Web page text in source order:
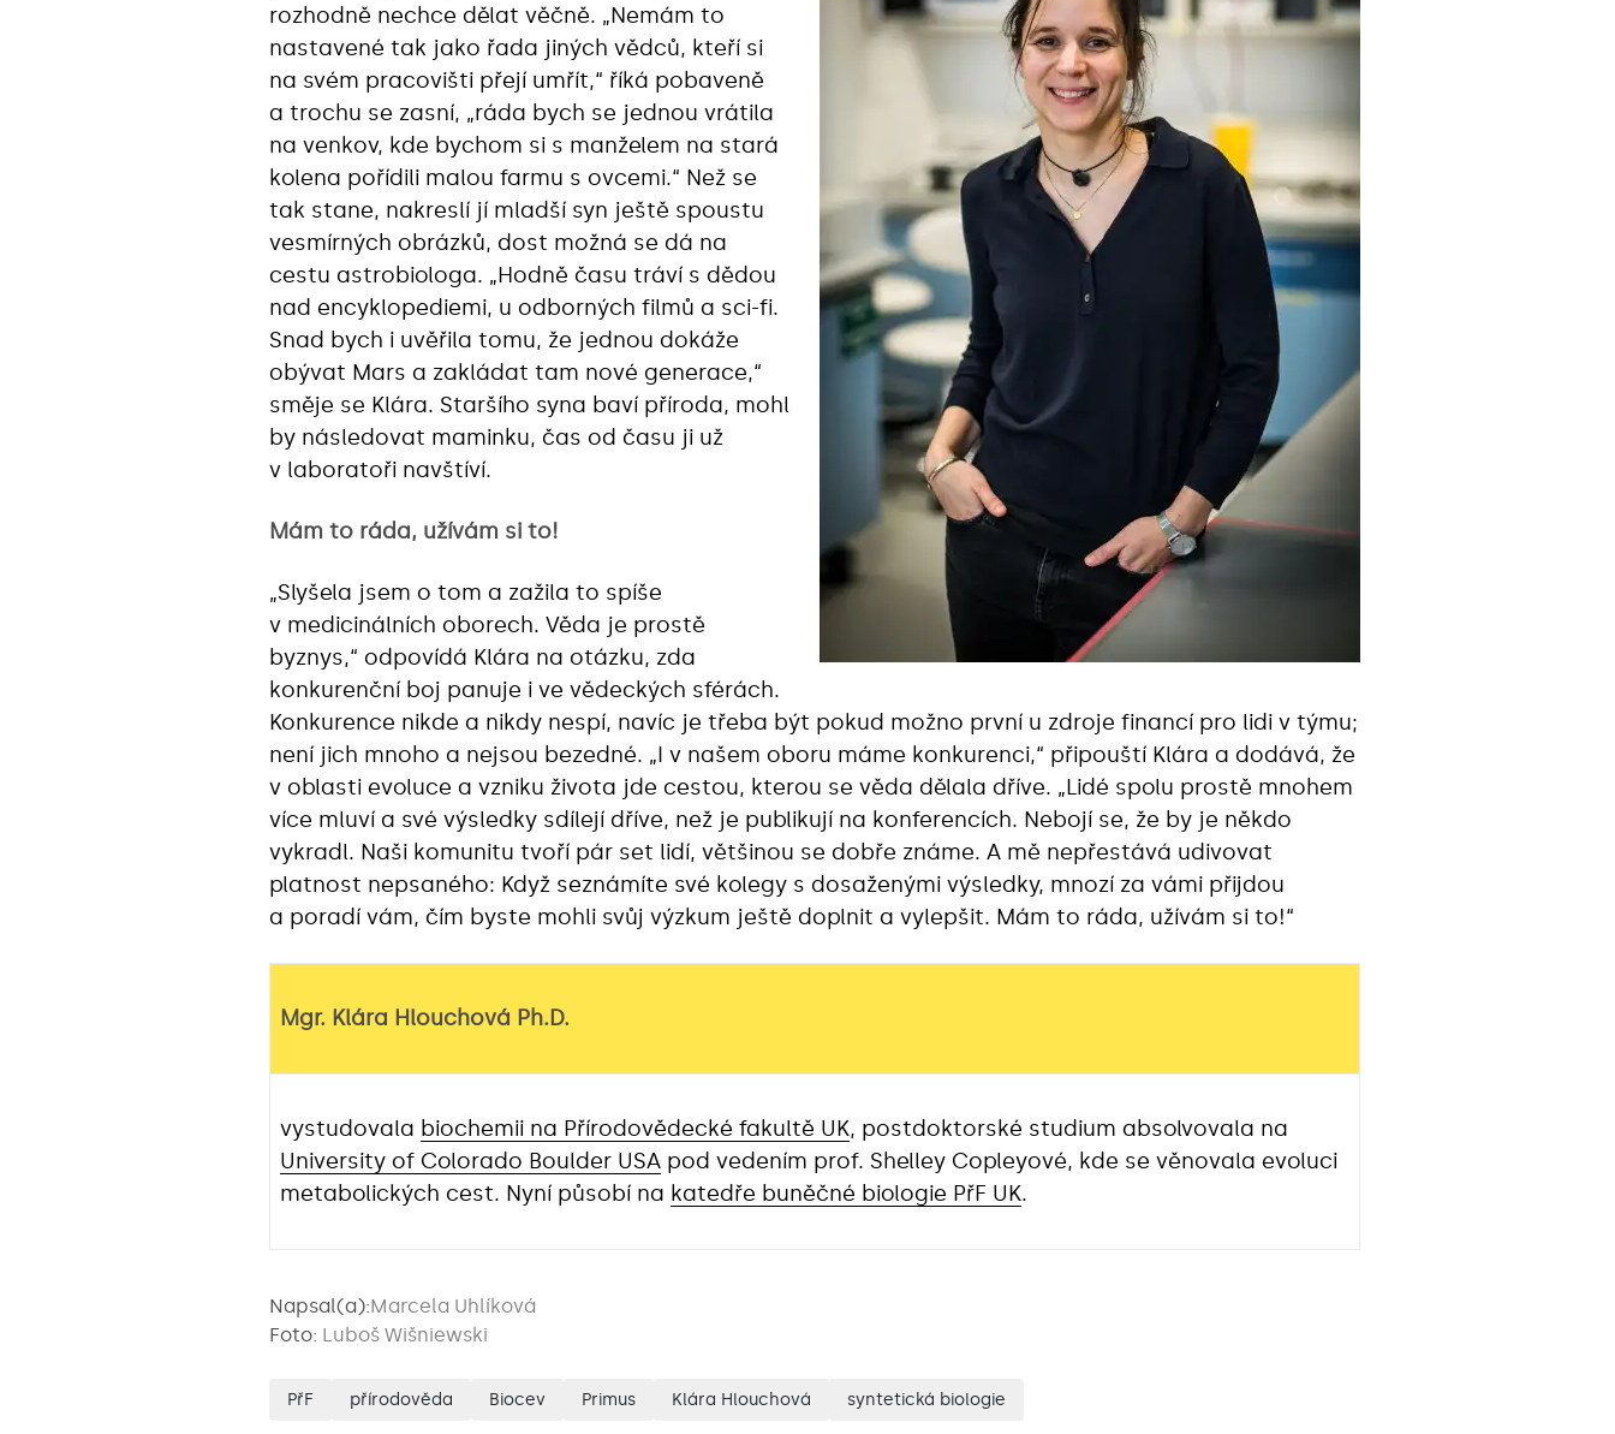
rozhodně nechce dělat věčně. „Nemám to
nastavené tak jako řada jiných vědců, kteří si
na svém pracovišti přejí umřít,“ říká pobaveně
a trochu se zasní, „ráda bych se jednou vrátila
na venkov, kde bychom si s manželem na stará
kolena pořídili malou farmu s ovcemi.“ Než se
tak stane, nakreslí jí mladší syn ještě spoustu
vesmírných obrázků, dost možná se dá na
cestu astrobiologa. „Hodně času tráví s dědou
nad encyklopediemi, u odborných filmů a sci-fi.
Snad bych i uvěřila tomu, že jednou dokáže
obývat Mars a zakládat tam nové generace,“
směje se Klára. Staršího syna baví příroda, mohl
by následovat maminku, čas od času ji už
v laboratoři navštíví.
Mám to ráda, užívám si to!
„Slyšela jsem o tom a zažila to spíše
v medicinálních oborech. Věda je prostě
byznys,“ odpovídá Klára na otázku, zda
konkurenční boj panuje i ve vědeckých sférách.
Konkurence nikde a nikdy nespí, navíc je třeba být pokud možno první u zdroje financí pro lidi v týmu;
není jich mnoho a nejsou bezedné. „I v našem oboru máme konkurenci,“ připouští Klára a dodává, že
v oblasti evoluce a vzniku života jde cestou, kterou se věda dělala dříve. „Lidé spolu prostě mnohem
více mluví a své výsledky sdílejí dříve, než je publikují na konferencích. Nebojí se, že by je někdo
vykradl. Naši komunitu tvoří pár set lidí, většinou se dobře známe. A mě nepřestává udivovat
platnost nepsaného: Když seznámíte své kolegy s dosaženými výsledky, mnozí za vámi přijdou
a poradí vám, čím byste mohli svůj výzkum ještě doplnit a vylepšit. Mám to ráda, užívám si to!“
Mgr. Klára Hlouchová Ph.D.
vystudovala biochemii na Přírodovědecké fakultě UK, postdoktorské studium absolvovala na
University of Colorado Boulder USA pod vedením prof. Shelley Copleyové, kde se věnovala evoluci
metabolických cest. Nyní působí na katedře buněčné biologie PřF UK.
Napsal(a):Marcela Uhlíková
Foto: Luboš Wišniewski
PřF přírodověda Biocev Primus Klára Hlouchová syntetická biologie